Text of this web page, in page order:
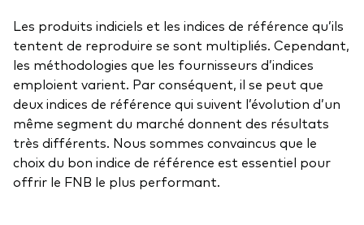
À propos de nos produits
Fonds gérés activement
Répartition d'actifs
Éducation
Événements et webinaires
Centre de soutien pour les titres à revenu fixe
FAQ
Principes fondamentaux des FNB
Les produits indiciels et les indices de référence qu’ils
tentent de reproduire se sont multipliés. Cependant,
les méthodologies que les fournisseurs d’indices
emploient varient. Par conséquent, il se peut que
deux indices de référence qui suivent l’évolution d’un
même segment du marché donnent des résultats
très différents. Nous sommes convaincus que le
choix du bon indice de référence est essentiel pour
offrir le FNB le plus performant.